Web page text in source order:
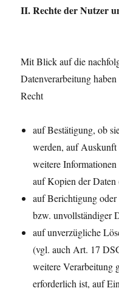
II. Rechte der Nutzer
Mit Blick auf die
Datenverarbeitung
Recht
auf Bestätigung, ob
werden, auf Auskunft
weitere
auf Kopien der
auf Berichtigung
bzw. unvollständiger
auf unverzügliche
(vgl. auch Art. 17
weitere Verarbeitung
erforderlich ist, auf